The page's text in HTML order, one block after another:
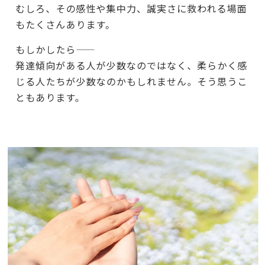
むしろ、その感性や集中力、誠実さに救われる場面
もたくさんあります。
もしかしたら――
発達傾向がある人が少数なのではなく、柔らかく感
じる人たちが少数なのかもしれません。そう思うこ
ともあります。